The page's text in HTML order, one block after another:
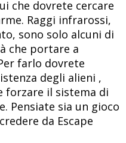
che dovrete cercare
Raggi infrarossi,
sono solo alcuni di
che portare a
farlo dovrete
degli alieni ,
forzare il sistema di
Pensiate sia un gioco
da Escape